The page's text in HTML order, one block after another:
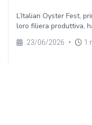
L’Italian Oyster Fest,
loro filiera produttiva,
23/06/2026 • 1